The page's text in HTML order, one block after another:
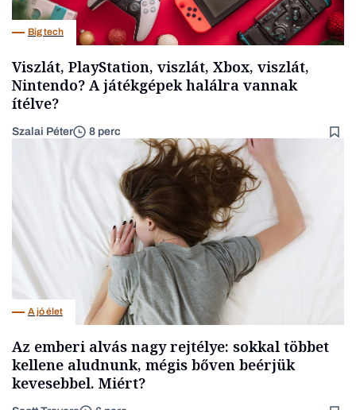
Big tech
Viszlát, PlayStation, viszlát, Xbox, viszlát,
Nintendo? A játékgépek halálra vannak
ítélve?
Szalai Péter 8 perc
A jó élet
Az emberi alvás nagy rejtélye: sokkal többet
kellene aludnunk, mégis bőven beérjük
kevesebbel. Miért?